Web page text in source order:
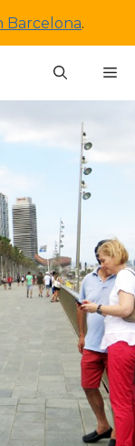
Barcelona.